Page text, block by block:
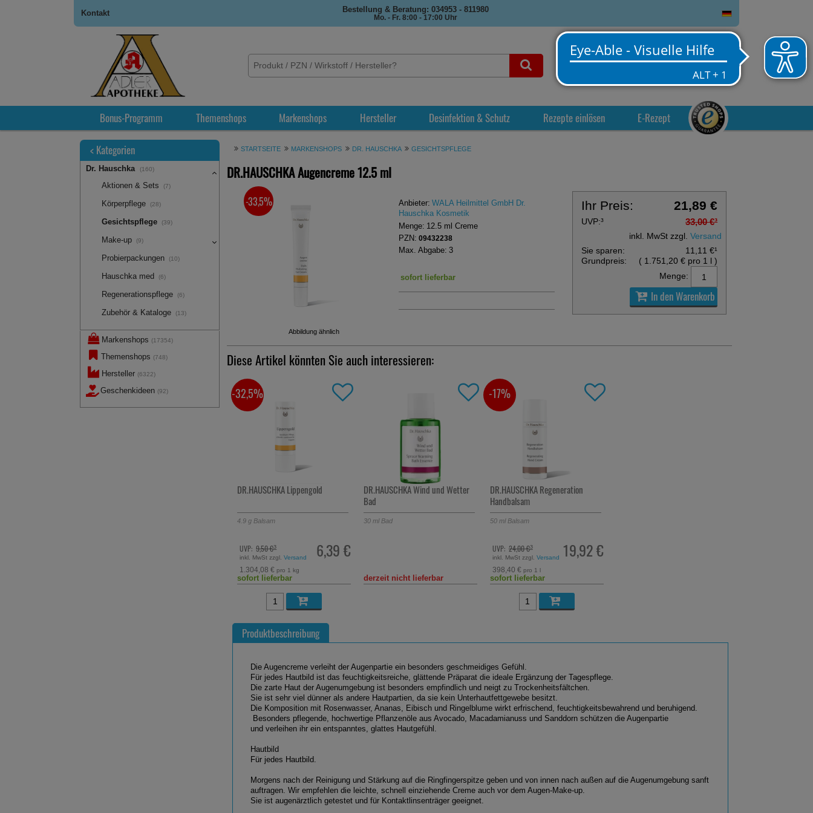
0
Warenkorb
Kontakt Bestellung & Beratung: 034953 - 811980
Mo. - Fr. 8:00 - 17:00 Uhr
Bonus-Programm Themenshops Markenshops Hersteller Desinfektion & Schutz Rezepte einlösen E-Rezept
STARTSEITE MARKENSHOPS DR. HAUSCHKA GESICHTSPFLEGE
DR.HAUSCHKA Augencreme12.5 ml
Abbildung ähnlich
SIE SPAREN
-33,5% Anbieter: WALA Heilmittel GmbH Dr.
Hauschka Kosmetik
Menge: 12.5 ml Creme
PZN: 09432238
Max. Abgabe: 3
sofort lieferbar
Ihr Preis: 21,89 €
UVP:³ 33,00 €³
inkl. MwSt zzgl.Versand
Sie sparen:
11,11 €¹
Grundpreis:
( 1.751,20 € pro 1 l)
Menge:
In den Warenkorb
Diese Artikel könnten Sie auch interessieren:
DR.HAUSCHKA Lippengold
4.9 g Balsam
6,39 €
UVP: 9,50 €³
inkl. MwSt zzgl.Versand
1.304,08 € pro 1 kg
-32,5%
sofort lieferbar
DR.HAUSCHKA Wind und Wetter
Bad
30 ml Bad
derzeit nicht lieferbar
DR.HAUSCHKA Regeneration
Handbalsam
50ml Balsam
19,92 €
UVP: 24,00 €³
inkl. MwSt zzgl. Versand
398,40 € pro 1 l
-17%
sofort lieferbar
Produktbeschreibung
Die Augencreme verleiht der Augenpartie ein besonders geschmeidiges Gefühl.
Für jedes Hautbild ist das feuchtigkeitsreiche, glättende Präparat die ideale Ergänzung der Tagespflege.
Die zarte Haut der Augenumgebung ist besonders empfindlich und neigt zu Trockenheitsfältchen.
Sie ist sehr viel dünner als andere Hautpartien, da sie kein Unterhautfettgewebe besitzt.
Die Komposition mit Rosenwasser, Ananas, Eibisch und Ringelblume wirkt erfrischend, feuchtigkeitsbewahrend und beruhigend.
Besonders pflegende, hochwertige Pflanzenöle aus Avocado, Macadamianuss und Sanddorn schützen die Augenpartie
und verleihen ihr ein entspanntes, glattes Hautgefühl.
Hautbild
Für jedes Hautbild.
Morgens nach der Reinigung und Stärkung auf die Ringfingerspitze geben und von innen nach außen auf die Augenumgebung sanft
auftragen. Wir empfehlen die leichte, schnell einziehende Creme auch vor dem Augen-Make-up.
Sie ist augenärztlich getestet und für Kontaktlinsenträger geeignet.
< Kategorien
Dr. Hauschka (160)
Aktionen & Sets (7)
Körperpflege (28)
Gesichtspflege (39)
Make-up (9)
Probierpackungen (10)
Hauschka med (6)
Regenerationspflege (6)
Zubehör & Kataloge (13)
Markenshops (17354)
Themenshops (748)
Hersteller (6322)
Geschenkideen (92)